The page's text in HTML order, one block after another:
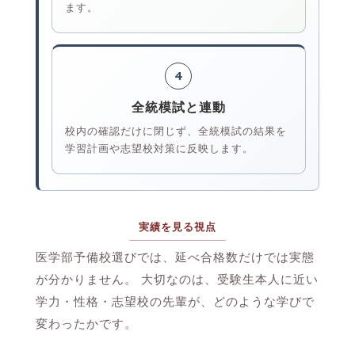
ます。
4
全統模試と連動
校内の確認だけに閉じず、全統模試の結果を
学習計画や志望校対策に反映します。
実績を見る視点
医学部予備校選びでは、延べ合格数だけでは実態
が分かりません。 大切なのは、受験生本人に近い
学力・性格・志望校の先輩が、どのような学びで
変わったかです。